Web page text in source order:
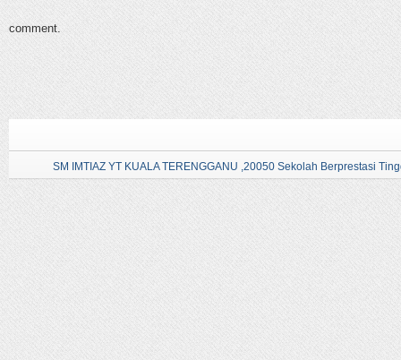
comment.
SM IMTIAZ YT KUALA TERENGGANU ,20050 Sekolah Berprestasi